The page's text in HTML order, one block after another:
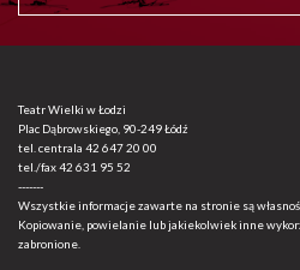
Teatr Wielki w Łodzi
Plac Dąbrowskiego, 90-249 Łódź
tel. centrala 42 647 20 00
tel./fax42 631 95 52
-------
Wszystkie informacje zawarte na stronie są
Kopiowanie, powielanie lub jakiekolwiek inne
zabronione.